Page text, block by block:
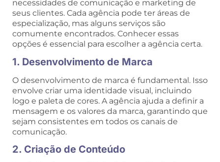
necessidades de comunicação e marketing de
seus clientes. Cada agência pode ter áreas de
especialização, mas alguns serviços são
comumente encontrados. Conhecer essas
opções é essencial para escolher a agência certa.
1. Desenvolvimento de Marca
O desenvolvimento de marca é fundamental. Isso
envolve criar uma identidade visual, incluindo
logo e paleta de cores. A agência ajuda a definir a
mensagem e os valores da marca, garantindo que
sejam consistentes em todos os canais de
comunicação.
2. Criação de Conteúdo